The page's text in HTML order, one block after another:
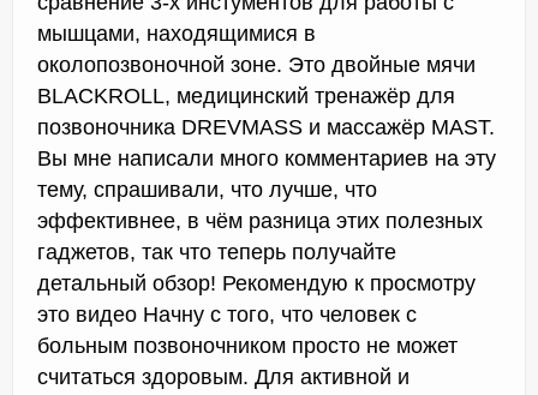
мышцами, находящимися в
околопозвоночной зоне. Это двойные мячи
BLACKROLL, медицинский тренажёр для
позвоночника DREVMASS и массажёр MAST.
Вы мне написали много комментариев на эту
тему, спрашивали, что лучше, что
эффективнее, в чём разница этих полезных
гаджетов, так что теперь получайте
детальный обзор! Рекомендую к просмотру
это видео Начну с того, что человек с
больным позвоночником просто не может
считаться здоровым. Для активной и